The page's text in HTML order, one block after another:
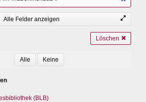
Alle Felder anzeigen
Löschen
(BLB)